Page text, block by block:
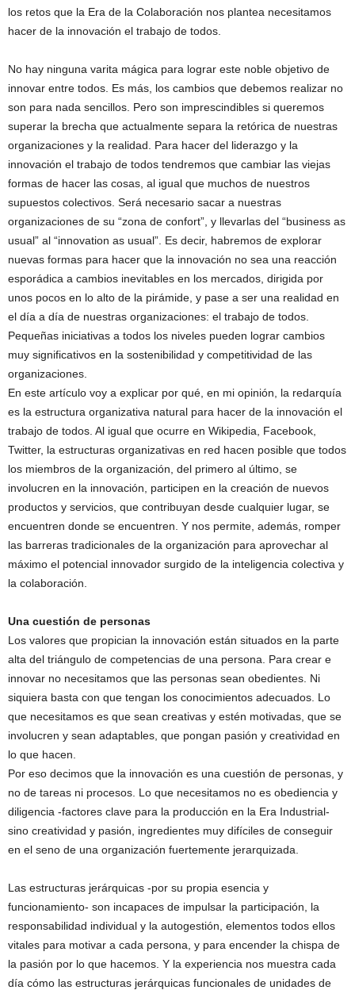
los retos que la Era de la Colaboración nos plantea necesitamos
hacer de la innovación el trabajo de todos.
No hay ninguna varita mágica para lograr este noble objetivo de
innovar entre todos. Es más, los cambios que debemos realizar no
son para nada sencillos. Pero son imprescindibles si queremos
superar la brecha que actualmente separa la retórica de nuestras
organizaciones y la realidad. Para hacer del liderazgo y la
innovación el trabajo de todos tendremos que cambiar las viejas
formas de hacer las cosas, al igual que muchos de nuestros
supuestos colectivos. Será necesario sacar a nuestras
organizaciones de su “zona de confort”, y llevarlas del “business as
usual” al “innovation as usual”. Es decir, habremos de explorar
nuevas formas para hacer que la innovación no sea una reacción
esporádica a cambios inevitables en los mercados, dirigida por
unos pocos en lo alto de la pirámide, y pase a ser una realidad en
el día a día de nuestras organizaciones: el trabajo de todos.
Pequeñas iniciativas a todos los niveles pueden lograr cambios
muy significativos en la sostenibilidad y competitividad de las
organizaciones.
En este artículo voy a explicar por qué, en mi opinión, la redarquía
es la estructura organizativa natural para hacer de la innovación el
trabajo de todos. Al igual que ocurre en Wikipedia, Facebook,
Twitter, la estructuras organizativas en red hacen posible que todos
los miembros de la organización, del primero al último, se
involucren en la innovación, participen en la creación de nuevos
productos y servicios, que contribuyan desde cualquier lugar, se
encuentren donde se encuentren. Y nos permite, además, romper
las barreras tradicionales de la organización para aprovechar al
máximo el potencial innovador surgido de la inteligencia colectiva y
la colaboración.
Una cuestión de personas
Los valores que propician la innovación están situados en la parte
alta del triángulo de competencias de una persona. Para crear e
innovar no necesitamos que las personas sean obedientes. Ni
siquiera basta con que tengan los conocimientos adecuados. Lo
que necesitamos es que sean creativas y estén motivadas, que se
involucren y sean adaptables, que pongan pasión y creatividad en
lo que hacen.
Por eso decimos que la innovación es una cuestión de personas, y
no de tareas ni procesos. Lo que necesitamos no es obediencia y
diligencia -factores clave para la producción en la Era Industrial-
sino creatividad y pasión, ingredientes muy difíciles de conseguir
en el seno de una organización fuertemente jerarquizada.
Las estructuras jerárquicas -por su propia esencia y
funcionamiento- son incapaces de impulsar la participación, la
responsabilidad individual y la autogestión, elementos todos ellos
vitales para motivar a cada persona, y para encender la chispa de
la pasión por lo que hacemos. Y la experiencia nos muestra cada
día cómo las estructuras jerárquicas funcionales de unidades de